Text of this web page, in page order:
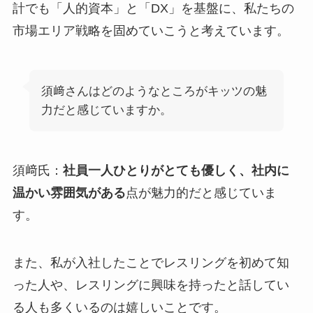
計でも「人的資本」と「DX」を基盤に、私たちの
市場エリア戦略を固めていこうと考えています。
須﨑さんはどのようなところがキッツの魅
力だと感じていますか。
須﨑氏： 社員一人ひとりがとても優しく、社内に
温かい雰囲気がある点が魅力的だと感じていま
す。
また、私が入社したことでレスリングを初めて知
った人や、レスリングに興味を持ったと話してい
る人も多くいるのは嬉しいことです。